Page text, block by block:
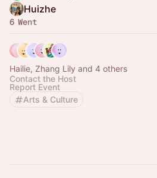
Huizhe
6 Went
Hailie, Zhang Lily and 4 others
Contact the Host
Report Event
Arts & Culture